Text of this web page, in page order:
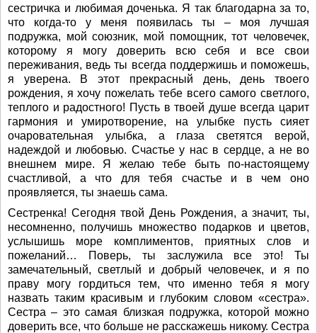
сестричка и любимая доченька. Я так благодарна за то,
что когда-то у меня появилась ты – моя лучшая
подружка, мой союзник, мой помощник, тот человечек,
которому я могу доверить всю себя и все свои
переживания, ведь ты всегда поддержишь и поможешь,
я уверена. В этот прекрасный день, день твоего
рождения, я хочу пожелать тебе всего самого светлого,
теплого и радостного! Пусть в твоей душе всегда царит
гармония и умиротворение, на улыбке пусть сияет
очаровательная улыбка, а глаза светятся верой,
надеждой и любовью. Счастье у нас в сердце, а не во
внешнем мире. Я желаю тебе быть по-настоящему
счастливой, а что для тебя счастье и в чем оно
проявляется, ты знаешь сама.
Сестренка! Сегодня твой День Рождения, а значит, ты,
несомненно, получишь множество подарков и цветов,
услышишь море комплиментов, приятных слов и
пожеланий… Поверь, ты заслужила все это! Ты
замечательный, светлый и добрый человечек, и я по
праву могу гордиться тем, что именно тебя я могу
назвать таким красивым и глубоким словом «сестра».
Сестра – это самая близкая подружка, которой можно
доверить все, что больше не расскажешь никому. Сестра